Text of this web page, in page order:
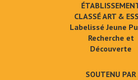
CLASSÉ ART &
Labelissé Jeune
Recherche et
Découverte
SOUTENU PAR